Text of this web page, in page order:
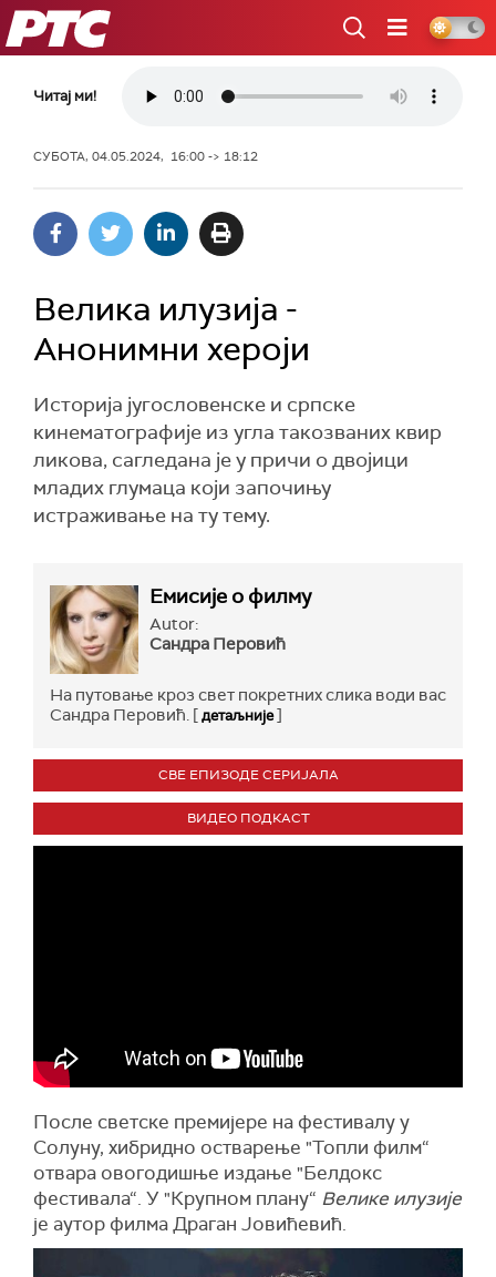
РТС
Читај ми!
СУБОТА, 04.05.2024, 16:00 -> 18:12
Велика илузија -
Анонимни хероји
Историја југословенске и српске
кинематографије из угла такозваних квир
ликова, сагледана је у причи о двојици
младих глумаца који започињу
истраживање на ту тему.
Емисије о филму
Autor:
Сандра Перовић
На путовање кроз свет покретних слика води вас
Сандра Перовић. [детаљније]
СВЕ ЕПИЗОДЕ СЕРИЈАЛА
ВИДЕО ПОДКАСТ
После светске премијере на фестивалу у
Солуну, хибридно остварење "Топли филм“
отвара овогодишње издање "Белдокс
фестивала“. У "Крупном плану“ Велике илузије
је аутор филма Драган Јовићевић.